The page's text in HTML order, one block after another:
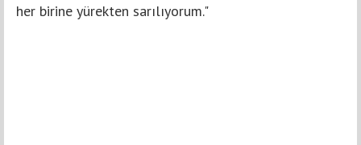
her birine yürekten sarılıyorum."